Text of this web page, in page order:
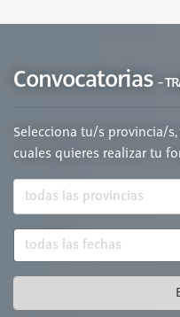
Convocatorias -
Selecciona tu/s provincia/
cuales quieres realizar tu